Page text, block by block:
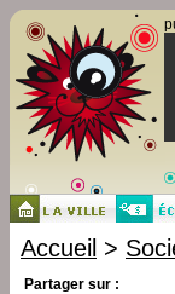
Accueil >
Partager sur :
Panneau de gestion des